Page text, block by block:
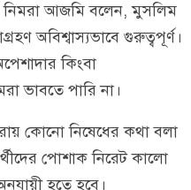
নিমরা আজমি বলেন, মুসলিম
অবিশ্বাস্যভাবে গুরুত্বপূর্ণ।
কিংবা
ভাবতে পারি না।
কোনো নিষেধের কথা বলা
পোশাক নিরেট কালো
হতে হবে।